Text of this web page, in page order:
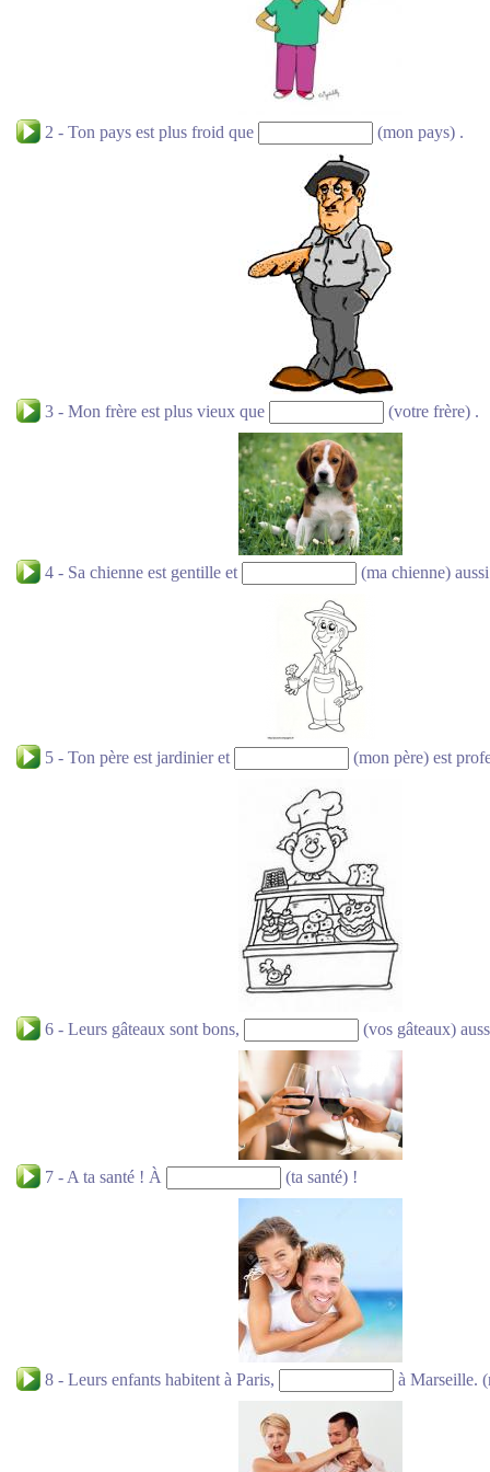
2 - Ton pays est plus froid que (mon pays) .
3 - Mon frère est plus vieux que (votre frère) .
4 - Sa chienne est gentille et (ma chienne)
5 - Ton père est jardinier et (mon père) est
6 - Leurs gâteaux sont bons, (vos gâteaux)
7 - A ta santé ! À (ta santé) !
8 - Leurs enfants habitent à Paris, à Marseille.